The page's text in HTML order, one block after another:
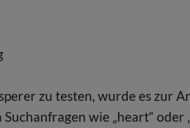
zu testen, wurde es zur
wie „heart“ oder